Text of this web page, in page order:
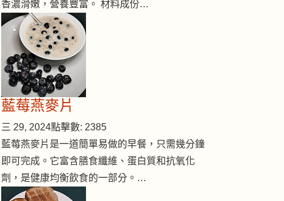
香濃滑嫩，營養豐富。 材料成份…
藍莓燕麥片
三 29, 2024點擊數: 2385
藍莓燕麥片是一道簡單易做的早餐，只需幾分鐘
即可完成。它富含膳食纖維、蛋白質和抗氧化
劑，是健康均衡飲食的一部分。…